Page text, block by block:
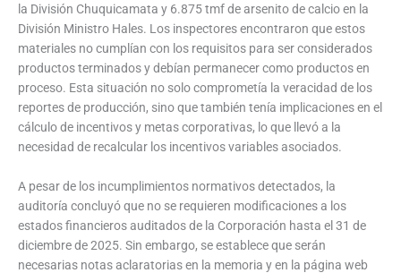
la División Chuquicamata y 6.875 tmf de arsenito de calcio en la
División Ministro Hales. Los inspectores encontraron que estos
materiales no cumplían con los requisitos para ser considerados
productos terminados y debían permanecer como productos en
proceso. Esta situación no solo comprometía la veracidad de los
reportes de producción, sino que también tenía implicaciones en el
cálculo de incentivos y metas corporativas, lo que llevó a la
necesidad de recalcular los incentivos variables asociados.
A pesar de los incumplimientos normativos detectados, la
auditoría concluyó que no se requieren modificaciones a los
estados financieros auditados de la Corporación hasta el 31 de
diciembre de 2025. Sin embargo, se establece que serán
necesarias notas aclaratorias en la memoria y en la página web